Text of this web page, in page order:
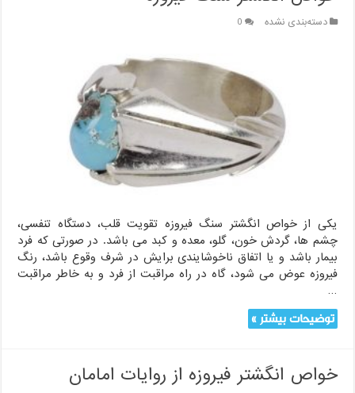
دسته‌بندی نشده 0
یکی از خواص انگشتر سنگ فیروزه تقویت قلب، دستگاه تنفسی،
چشم ها، گردش خون، گلو، معده و کبد می باشد. در صورتی که فرد
بیمار باشد و یا اتفاق ناخوشایندی برایش در شرف وقوع باشد، رنگ
فیروزه عوض می شود، گاه در راه مراقبت از فرد و به خاطر مراقبت
…
توضیحات بیشتر »
خواص انگشتر فیروزه از روایات امامان